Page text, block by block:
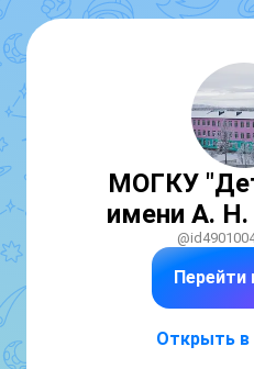
МОГКУ
имени А. Н.
Перейти
Открыть в